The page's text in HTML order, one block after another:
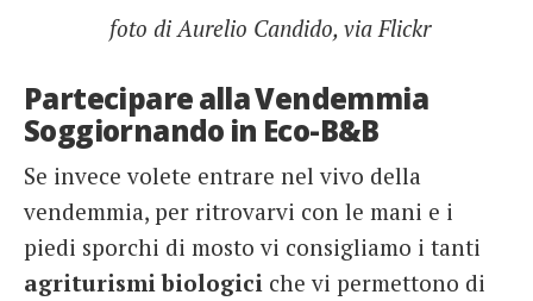
foto di Aurelio Candido, via Flickr
Partecipare alla Vendemmia
Soggiornando in Eco-B&B
Se invece volete entrare nel vivo della
vendemmia, per ritrovarvi con le mani e i
piedi sporchi di mosto vi consigliamo i tanti
agriturismi biologici che vi permettono di